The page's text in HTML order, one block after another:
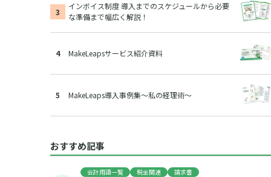
インボイス制度 導入までのスケジュールから必要
な準備まで幅広く解説！
MakeLeapsサービス紹介資料
MakeLeaps導入事例集～私の経理術～
おすすめ記事
会計用語一覧 税金関連 請求書